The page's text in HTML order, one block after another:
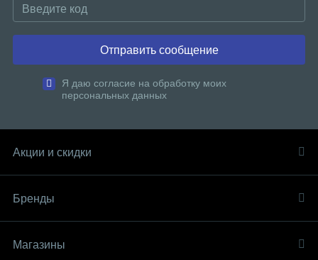
Отправить сообщение
Я даю согласие на обработку моих
персональных данных
Акции и скидки
Бренды
Магазины